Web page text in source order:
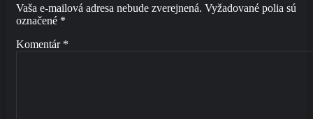
Vaša e-mailová adresa nebude zverejnená. Vyžadované polia sú
označené *
Komentár *